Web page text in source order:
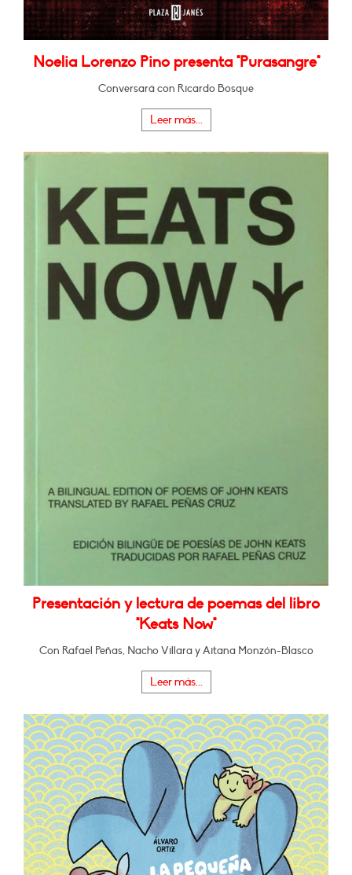
Noelia Lorenzo Pino presenta "Purasangre"
Conversará con Ricardo Bosque
Leer más...
Presentación y lectura de poemas del libro
"Keats Now"
Con Rafael Peñas, Nacho Villara y Aitana Monzón-Blasco
Leer más...